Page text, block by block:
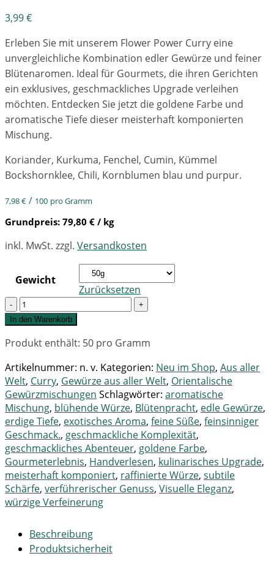
3,99€
Erleben Sie mit unserem Flower Power Curry eine
unvergleichliche Kombination edler Gewürze und feiner
Blütenaromen. Ideal für Gourmets, die ihren Gerichten
ein exklusives, geschmackliches Upgrade verleihen
möchten. Entdecken Sie jetzt die goldene Farbe und
aromatische Tiefe dieser meisterhaft komponierten
Mischung.
Koriander, Kurkuma, Fenchel, Cumin, Kümmel
Bockshornklee, Chili, Kornblumen blau und purpur.
7,98€ / 100 pro Gramm
Grundpreis: 79,80 € / kg
inkl. MwSt. zzgl. Versandkosten
Gewicht
Zurücksetzen
Quantity
In den Warenkorb
Produkt enthält: 50 pro Gramm
Artikelnummer: n. v. Kategorien: Neu im Shop, Aus aller
Welt, Curry, Gewürze aus aller Welt, Orientalische
Gewürzmischungen Schlagwörter: aromatische
Mischung, blühende Würze, Blütenpracht, edle Gewürze,
erdige Tiefe, exotisches Aroma, feine Süße, feinsinniger
Geschmack., geschmackliche Komplexität,
geschmackliches Abenteuer, goldene Farbe,
Gourmeterlebnis, Handverlesen, kulinarisches Upgrade,
meisterhaft komponiert, raffinierte Würze, subtile
Schärfe, verführerischer Genuss, Visuelle Eleganz,
würzige Verfeinerung
Beschreibung
Produktsicherheit